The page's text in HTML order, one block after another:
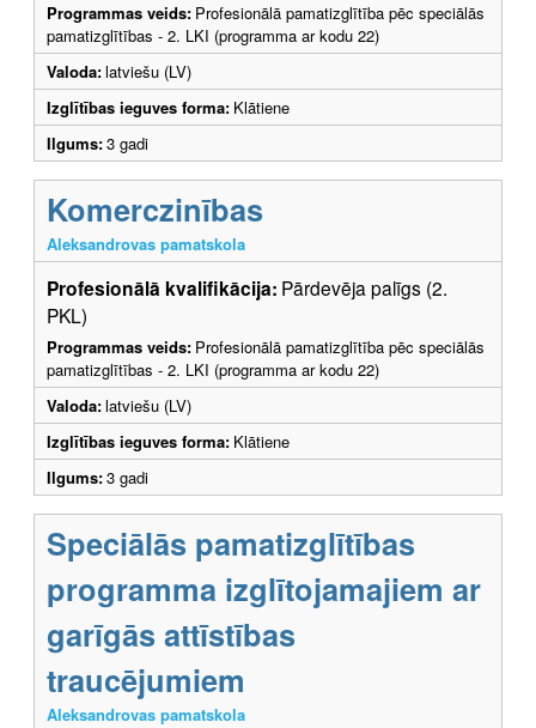
Programmas veids: Profesionālā pamatizglītība pēc speciālās
pamatizglītības - 2. LKI (programma ar kodu 22)
Valoda:latviešu (LV)
Izglītības ieguves forma: Klātiene
Ilgums:3 gadi
Komerczinības
Aleksandrovas pamatskola
Profesionālā kvalifikācija: Pārdevēja palīgs (2.
PKL)
Programmas veids: Profesionālā pamatizglītība pēc speciālās
pamatizglītības - 2. LKI (programma ar kodu 22)
Valoda:latviešu (LV)
Izglītības ieguves forma: Klātiene
Ilgums:3 gadi
Speciālās pamatizglītības
programma izglītojamajiem ar
garīgās attīstības
traucējumiem
Aleksandrovas pamatskola